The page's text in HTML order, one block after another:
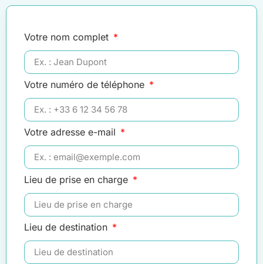
Votre nom complet
Votre numéro de téléphone
Votre adresse e-mail
Lieu de prise en charge
Lieu de destination